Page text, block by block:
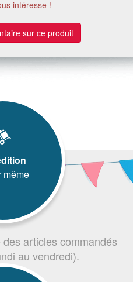
intéresse !
sur ce produit
même
articles commandés
au vendredi).